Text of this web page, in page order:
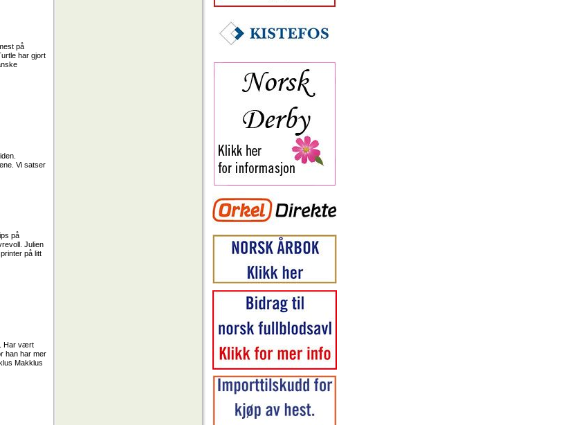
på
har gjort
Vi satser
på
Julien
på litt
Har vært
han har mer
Makklus